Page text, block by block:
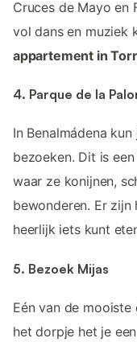
Cruces de Mayo en
vol dans en muziek
appartement in
4. Parque de la
In Benalmádena
bezoeken. Dit is
waar ze konijnen,
bewonderen. Er
heerlijk iets kunt
5. Bezoek Mijas
Eén van de mooiste
het dorpje het je